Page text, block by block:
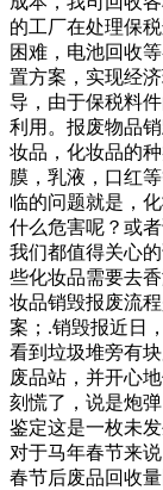
的工厂在处理保
困难，电池回收
置方案，实现经
导，由于保税料
利用。报废物品
妆品，化妆品的
膜，乳液，口红
临的问题就是，
什么危害呢？或
我们都值得关心
些化妆品需要去
妆品销毁报废流
案；.销毁报近日
看到垃圾堆旁有
废品站，并开心
刻慌了，说是炮
鉴定这是一枚未
对于马年春节来
春节后废品回收